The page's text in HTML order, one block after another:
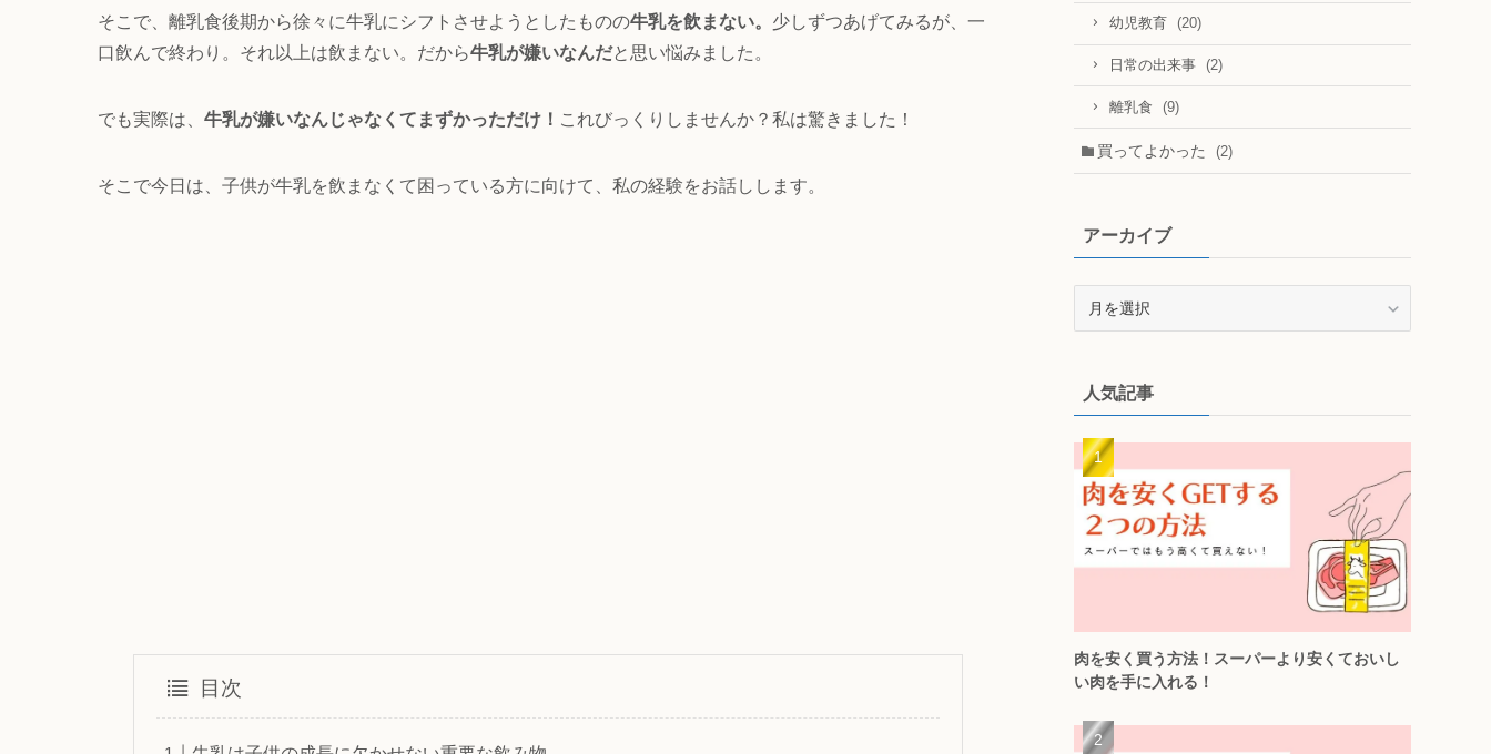
そこで、離乳食後期から徐々に牛乳にシフトさせようとしたものの牛乳を飲まない。 少しずつあげてみるが、一
口飲んで終わり。それ以上は飲まない。だから牛乳が嫌いなんだと思い悩みました。
でも実際は、 牛乳が嫌いなんじゃなくてまずかっただけ！ これびっくりしませんか？私は驚きました！
そこで今日は、子供が牛乳を飲まなくて困っている方に向けて、私の経験をお話しします。
目次
幼児教育 (20)
日常の出来事 (2)
離乳食 (9)
買ってよかった (2)
アーカイブ
ブ人気記事
肉を安く買う方法！スーパーより安くておいし
い肉を手に入れる！